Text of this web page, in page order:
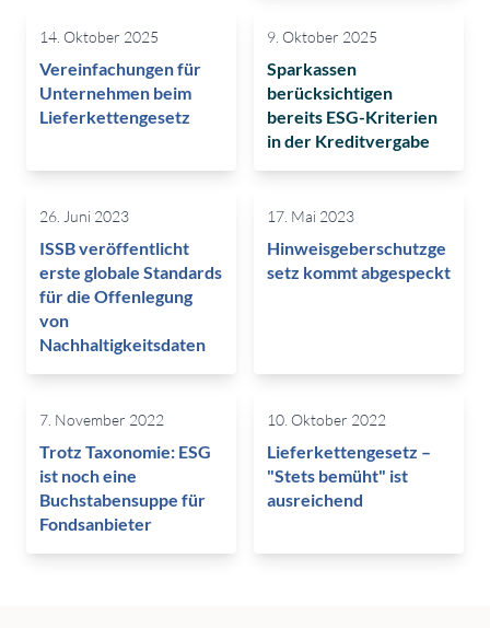
14. Oktober 2025
Vereinfachungen für
Unternehmen beim
Lieferkettengesetz
9. Oktober 2025
Sparkassen
berücksichtigen
bereits ESG-Kriterien
in der Kreditvergabe
26. Juni 2023
ISSB veröffentlicht
erste globale Standards
für die Offenlegung
von
Nachhaltigkeitsdaten
17. Mai 2023
Hinweisgeberschutzge
setz kommt abgespeckt
7. November 2022
Trotz Taxonomie: ESG
ist noch eine
Buchstabensuppe für
Fondsanbieter
10. Oktober 2022
Lieferkettengesetz –
"Stets bemüht" ist
ausreichend